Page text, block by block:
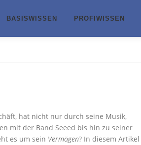
BASISWISSEN PROFIWISSEN
hat nicht nur durch seine Musik,
mit der Band Seeed bis hin zu seiner
es um sein Vermögen? In diesem Artikel